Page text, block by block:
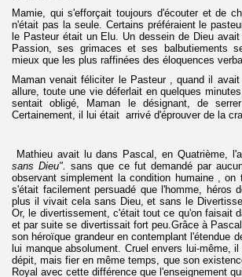
Mamie, qui s'efforçait toujours d'écouter et de
n'était pas la seule. Certains préféraient le
le Pasteur était un Elu. Un dessein de Dieu
Passion, ses grimaces et ses balbutiements
mieux que les plus raffinées des éloquences
Maman venait féliciter le Pasteur , quand il
allure, toute une vie déferlait en quelques
sentait obligé, Maman le désignant, de
Certainement, il lui était arrivé d'éprouver de la
Mathieu avait lu dans Pascal, en Quatrième,
sans Dieu".
sans que ce fut demandé par
observant simplement la condition humaine ,
s'était facilement persuadé que l'homme,
plus il vivait cela sans Dieu, et sans le
Or, le divertissement, c'était tout ce qu'on faisait
et par suite se divertissait fort peu.Grâce à
son héroïque grandeur en contemplant l'étendue
lui manque absolument. Cruel envers lui-même,
dépit, mais fier en même temps, que son
Royal avec cette différence que l'enseignement